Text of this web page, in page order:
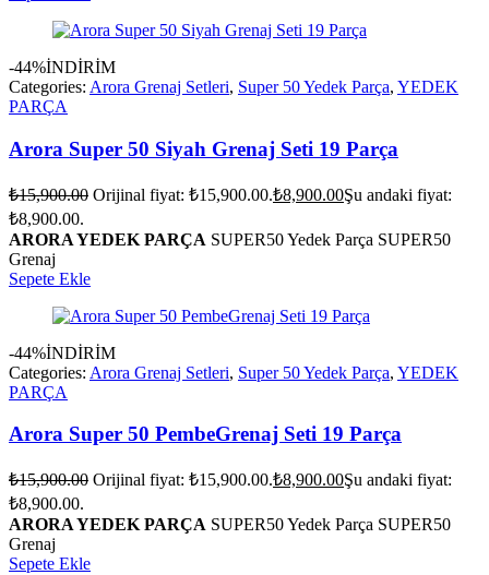
-44%İNDİRİM
Categories: Arora Grenaj Setleri, Super 50 Yedek Parça, YEDEK
PARÇA
Arora Super 50 Siyah Grenaj Seti 19 Parça
₺15,900.00 Orijinal fiyat: ₺15,900.00.₺8,900.00Şu andaki fiyat:
₺8,900.00.
ARORA YEDEK PARÇA SUPER50 Yedek Parça SUPER50
Grenaj
Sepete Ekle
-44%İNDİRİM
Categories: Arora Grenaj Setleri, Super 50 Yedek Parça, YEDEK
PARÇA
Arora Super 50 PembeGrenaj Seti 19 Parça
₺15,900.00 Orijinal fiyat: ₺15,900.00.₺8,900.00Şu andaki fiyat:
₺8,900.00.
ARORA YEDEK PARÇA SUPER50 Yedek Parça SUPER50
Grenaj
Sepete Ekle